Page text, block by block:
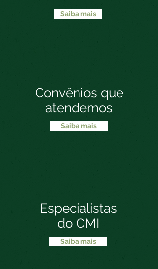
Saiba mais
Convênios que
atendemos
Saiba mais
Especialistas
do CMI
Saiba mais